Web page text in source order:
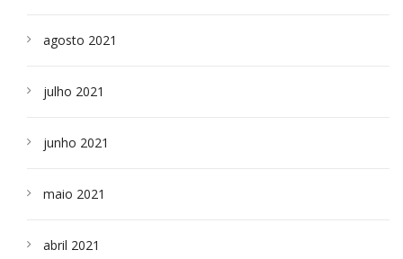
agosto 2021
julho 2021
junho 2021
maio 2021
abril 2021